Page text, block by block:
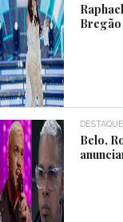
Bregão
DESTAQUE
Belo,